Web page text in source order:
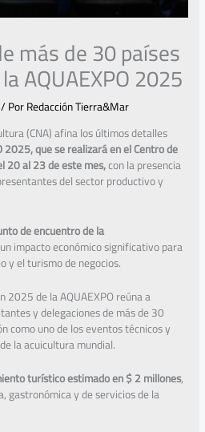
más de 30 países
AQUAEXPO 2025
/ PorRedacción Tierra&Mar
(CNA) afina los últimos detalles
2025, que se realizará en el Centro de
20 al 23 de este mes,con la presencia
del sector productivo y
de encuentro de la
impacto económico significativo para
y el turismo de negocios.
2025 de la AQUAEXPO reúna a
y delegaciones de más de 30
como uno de los eventos técnicos y
la acuicultura mundial.
turístico estimado en $ 2 millones,
gastronómica y de servicios de la